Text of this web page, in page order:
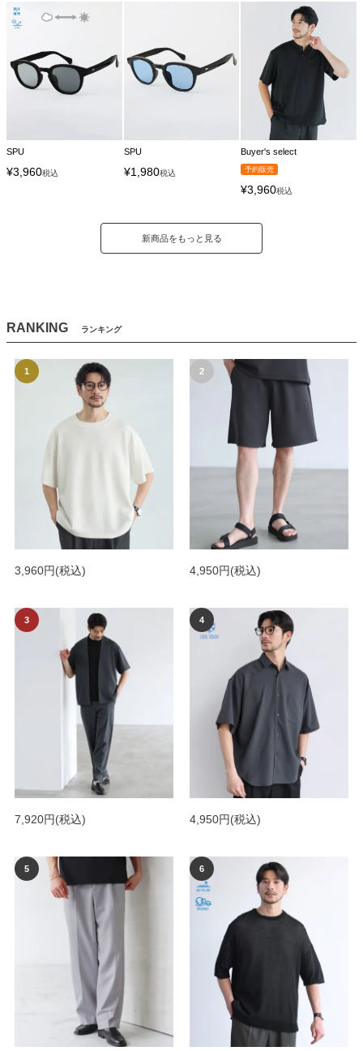
SPU
¥3,960税込
SPU
¥1,980税込
Buyer's select
予約販売
¥3,960税込
新商品をもっと見る
RANKING ランキング
3,960円(税込) 4,950円(税込)
7,920円(税込) 4,950円(税込)